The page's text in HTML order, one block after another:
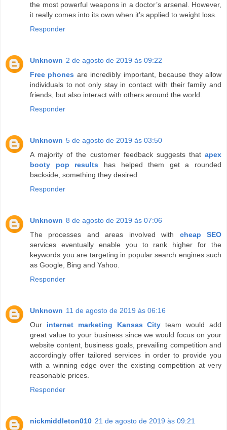
the most powerful weapons in a doctor’s arsenal. However,
it really comes into its own when it’s applied to weight loss.
Responder
Unknown 2 de agosto de 2019 às 09:22
Free phones are incredibly important, because they allow
individuals to not only stay in contact with their family and
friends, but also interact with others around the world.
Responder
Unknown 5 de agosto de 2019 às 03:50
A majority of the customer feedback suggests that apex
booty pop results has helped them get a rounded
backside, something they desired.
Responder
Unknown 8 de agosto de 2019 às 07:06
The processes and areas involved with cheap SEO
services eventually enable you to rank higher for the
keywords you are targeting in popular search engines such
as Google, Bing and Yahoo.
Responder
Unknown 11 de agosto de 2019 às 06:16
Our internet marketing Kansas City team would add
great value to your business since we would focus on your
website content, business goals, prevailing competition and
accordingly offer tailored services in order to provide you
with a winning edge over the existing competition at very
reasonable prices.
Responder
nickmiddleton010 21 de agosto de 2019 às 09:21